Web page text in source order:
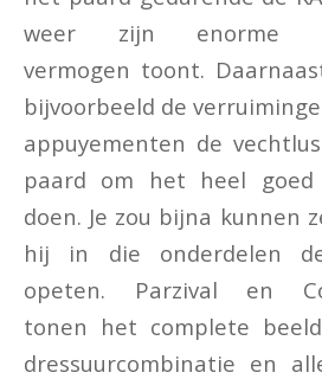
weer zijn enorme
vermogen toont.
bijvoorbeeld de
appuyementen de
paard om het heel
doen. Je zou bijna kunnen
hij in die onderdelen
opeten. Parzival en
tonen het complete
dressuurcombinatie en